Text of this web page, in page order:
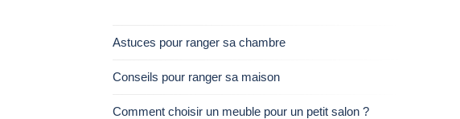
Astuces pour ranger sa chambre
Conseils pour ranger sa maison
Comment choisir un meuble pour un petit salon ?